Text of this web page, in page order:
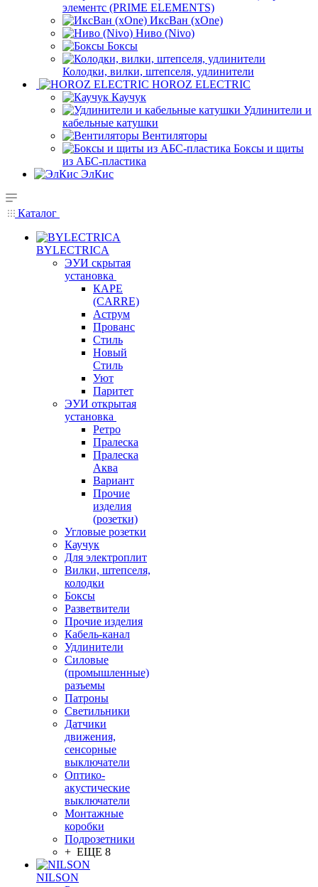
элементс (PRIME ELEMENTS)
ИксВан (xOne)
Ниво (Nivo)
Боксы
Колодки, вилки, штепселя, удлинители
HOROZ ELECTRIC
Каучук
Удлинители и
кабельные катушки
Вентиляторы
Боксы и щиты
из АБС-пластика
ЭлКис
Каталог
BYLECTRICA
ЭУИ скрытая
установка
КАРЕ
(CARRE)
Аструм
Прованс
Стиль
Новый
Стиль
Уют
Паритет
ЭУИ открытая
установка
Ретро
Пралеска
Пралеска
Аква
Вариант
Прочие
изделия
(розетки)
Угловые розетки
Каучук
Для электроплит
Вилки, штепселя,
колодки
Боксы
Разветвители
Прочие изделия
Кабель-канал
Удлинители
Силовые
(промышленные)
разъемы
Патроны
Светильники
Датчики
движения,
сенсорные
выключатели
Оптико-
акустические
выключатели
Монтажные
коробки
Подрозетники
+ ЕЩЕ 8
NILSON